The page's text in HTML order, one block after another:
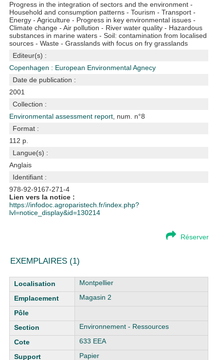
Progress in the integration of sectors and the environment -
Household and consumption patterns - Tourism - Transport -
Energy - Agriculture - Progress in key environmental issues -
Climate change - Air pollution - River water quality - Hazardous
substances in marine waters - Soil: contamination from localised
sources - Waste - Grasslands with focus on fry grasslands
Editeur(s) :
Copenhagen : European Environmental Agnecy
Date de publication :
2001
Collection :
Environmental assessment report , num. n°8
Format :
112 p.
Langue(s) :
Anglais
Identifiant :
978-92-9167-271-4
Lien vers la notice :
https://infodoc.agroparistech.fr/index.php?
lvl=notice_display&id=130214
Réserver
EXEMPLAIRES (1)
Liste des exemplaires
Montpellier
Magasin 2
Environnement - Ressources
633 EEA
Papier